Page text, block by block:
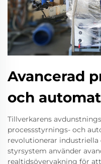
Avancerad
och
Tillverkarens
processstyrnings- och
revolutionerar industriella
styrsystem använder
realtidsövervakning för